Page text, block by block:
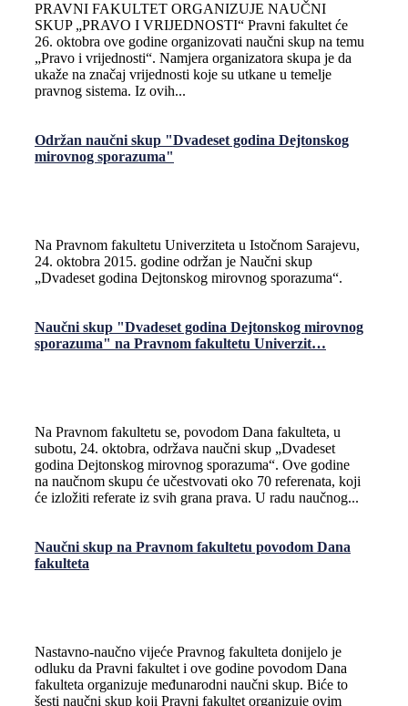
PRAVNI FAKULTET ORGANIZUJE NAUČNI
SKUP „PRAVO I VRIJEDNOSTI“ Pravni fakultet će
26. oktobra ove godine organizovati naučni skup na temu
„Pravo i vrijednosti“. Namjera organizatora skupa je da
ukaže na značaj vrijednosti koje su utkane u temelje
pravnog sistema. Iz ovih...
Održan naučni skup "Dvadeset godina Dejtonskog
mirovnog sporazuma"
Na Pravnom fakultetu Univerziteta u Istočnom Sarajevu,
24. oktobra 2015. godine održan je Naučni skup
„Dvadeset godina Dejtonskog mirovnog sporazuma“.
Naučni skup "Dvadeset godina Dejtonskog mirovnog
sporazuma" na Pravnom fakultetu Univerzit…
Na Pravnom fakultetu se, povodom Dana fakulteta, u
subotu, 24. oktobra, održava naučni skup „Dvadeset
godina Dejtonskog mirovnog sporazuma“. Ove godine
na naučnom skupu će učestvovati oko 70 referenata, koji
će izložiti referate iz svih grana prava. U radu naučnog...
Naučni skup na Pravnom fakultetu povodom Dana
fakulteta
Nastavno-naučno vijeće Pravnog fakulteta donijelo je
odluku da Pravni fakultet i ove godine povodom Dana
fakulteta organizuje međunarodni naučni skup. Biće to
šesti naučni skup koji Pravni fakultet organizuje ovim